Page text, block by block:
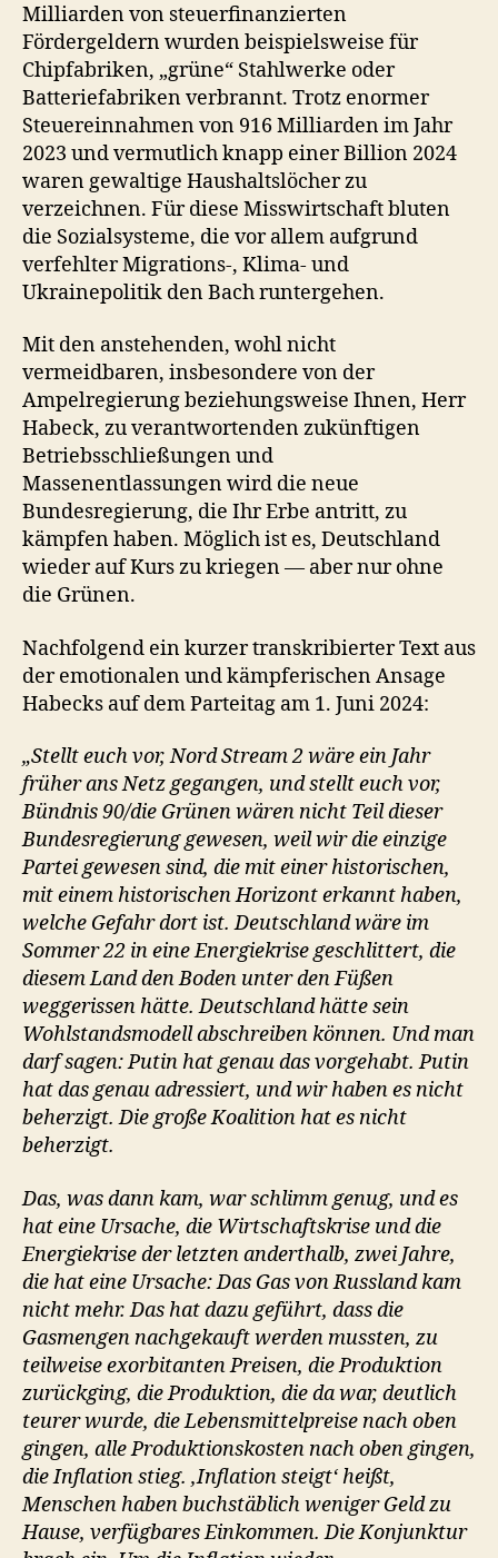
Milliarden von steuerfinanzierten
Fördergeldern wurden beispielsweise für
Chipfabriken, „grüne“ Stahlwerke oder
Batteriefabriken verbrannt. Trotz enormer
Steuereinnahmen von 916 Milliarden im Jahr
2023 und vermutlich knapp einer Billion 2024
waren gewaltige Haushaltslöcher zu
verzeichnen. Für diese Misswirtschaft bluten
die Sozialsysteme, die vor allem aufgrund
verfehlter Migrations-, Klima- und
Ukrainepolitik den Bach runtergehen.
Mit den anstehenden, wohl nicht
vermeidbaren, insbesondere von der
Ampelregierung beziehungsweise Ihnen, Herr
Habeck, zu verantwortenden zukünftigen
Betriebsschließungen und
Massenentlassungen wird die neue
Bundesregierung, die Ihr Erbe antritt, zu
kämpfen haben. Möglich ist es, Deutschland
wieder auf Kurs zu kriegen — aber nur ohne
die Grünen.
Nachfolgend ein kurzer transkribierter Text aus
der emotionalen und kämpferischen Ansage
Habecks auf dem Parteitag am 1. Juni 2024:
„Stellt euch vor, Nord Stream 2 wäre ein Jahr
früher ans Netz gegangen, und stellt euch vor,
Bündnis 90/die Grünen wären nicht Teil dieser
Bundesregierung gewesen, weil wir die einzige
Partei gewesen sind, die mit einer historischen,
mit einem historischen Horizont erkannt haben,
welche Gefahr dort ist. Deutschland wäre im
Sommer 22 in eine Energiekrise geschlittert, die
diesem Land den Boden unter den Füßen
weggerissen hätte. Deutschland hätte sein
Wohlstandsmodell abschreiben können. Und man
darf sagen: Putin hat genau das vorgehabt. Putin
hat das genau adressiert, und wir haben es nicht
beherzigt. Die große Koalition hat es nicht
beherzigt.
Das, was dann kam, war schlimm genug, und es
hat eine Ursache, die Wirtschaftskrise und die
Energiekrise der letzten anderthalb, zwei Jahre,
die hat eine Ursache: Das Gas von Russland kam
nicht mehr. Das hat dazu geführt, dass die
Gasmengen nachgekauft werden mussten, zu
teilweise exorbitanten Preisen, die Produktion
zurückging, die Produktion, die da war, deutlich
teurer wurde, die Lebensmittelpreise nach oben
gingen, alle Produktionskosten nach oben gingen,
die Inflation stieg. ‚Inflation steigt‘ heißt,
Menschen haben buchstäblich weniger Geld zu
Hause, verfügbares Einkommen. Die Konjunktur